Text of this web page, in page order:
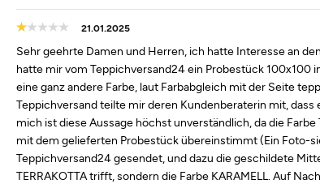
21.01.2025
Sehr geehrte Damen und Herren, ich hatte Interesse an
hatte mir vom Teppichversand24 ein Probestück 100x100
eine ganz andere Farbe, laut Farbabgleich mit der Seite
Teppichversand teilte mir deren Kundenberaterin mit, dass
mich ist diese Aussage höchst unverständlich, da die
mit dem gelieferten Probestück übereinstimmt (Ein Foto-
Teppichversand24 gesendet, und dazu die geschildete
TERRAKOTTA trifft, sondern die Farbe KARAMELL. Auf